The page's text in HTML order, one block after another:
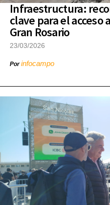
Infraestructura:
clave para el acceso
Gran Rosario
23/03/2026
Porinfocampo